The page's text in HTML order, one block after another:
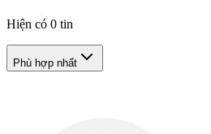
Hiện có 0 tin
Phù hợp nhất